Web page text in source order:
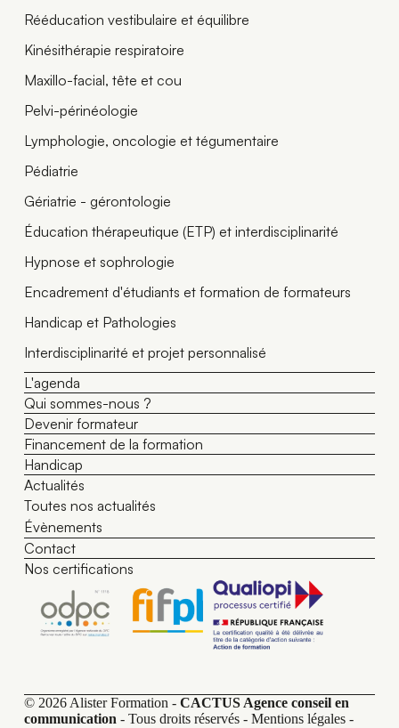
Rééducation vestibulaire et équilibre
Kinésithérapie respiratoire
Maxillo-facial, tête et cou
Pelvi-périnéologie
Lymphologie, oncologie et tégumentaire
Pédiatrie
Gériatrie - gérontologie
Éducation thérapeutique (ETP) et interdisciplinarité
Hypnose et sophrologie
Encadrement d'étudiants et formation de formateurs
Handicap et Pathologies
Interdisciplinarité et projet personnalisé
L'agenda
Qui sommes-nous ?
Devenir formateur
Financement de la formation
Handicap
Actualités
Toutes nos actualités
Évènements
Contact
Nos certifications
© 2026 Alister Formation - CACTUS Agence conseil en
communication - Tous droits réservés - Mentions légales-